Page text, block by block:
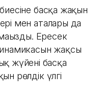
басқа жақын
мен аталары да
Ересек
жақсы
жүйенің басқа
рөлдік үлгі